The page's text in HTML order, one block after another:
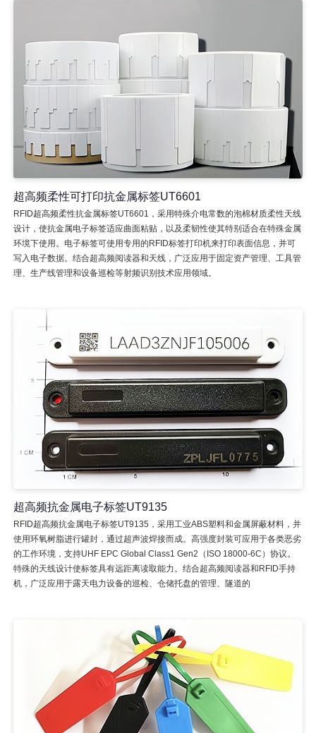
超高频柔性可打印抗金属标签UT6601
RFID超高频柔性抗金属标签UT6601，采用特殊介电常数的泡棉材质柔性天线
设计，使抗金属电子标签适应曲面粘贴，以及柔韧性使其特别适合在特殊金属
环境下使用。电子标签可使用专用的RFID标签打印机来打印表面信息，并可
写入电子数据。结合超高频阅读器和天线，广泛应用于固定资产管理、工具管
理、生产线管理和设备巡检等射频识别技术应用领域。
超高频抗金属电子标签UT9135
RFID超高频抗金属电子标签UT9135，采用工业ABS塑料和金属屏蔽材料，并
使用环氧树脂进行罐封，通过超声波焊接而成。高强度封装可应用于各类恶劣
的工作环境，支持UHF EPC Global Class1 Gen2（ISO 18000-6C）协议。
特殊的天线设计使标签具有远距离读取能力。结合超高频阅读器和RFID手持
机，广泛应用于露天电力设备的巡检、仓储托盘的管理、隧道的